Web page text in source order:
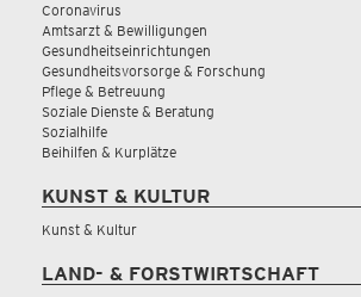
Coronavirus
Amtsarzt & Bewilligungen
Gesundheitseinrichtungen
Gesundheitsvorsorge & Forschung
Pflege & Betreuung
Soziale Dienste & Beratung
Sozialhilfe
Beihilfen & Kurplätze
KUNST & KULTUR
Kunst & Kultur
LAND- & FORSTWIRTSCHAFT